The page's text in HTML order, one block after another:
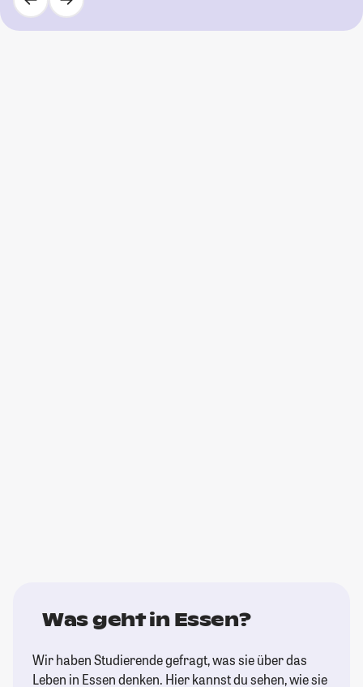
Was geht in Essen?
Wir haben Studierende gefragt, was sie über das
Leben in Essen denken. Hier kannst du sehen, wie sie